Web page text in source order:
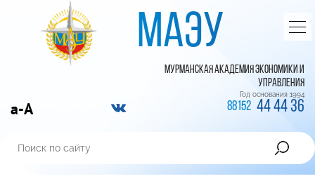
МАЭУ
МУРМАНСКАЯ АКАДЕМИЯ ЭКОНОМИКИ И
УПРАВЛЕНИЯ
Год основания 1994
a-A 88152 44 44 36